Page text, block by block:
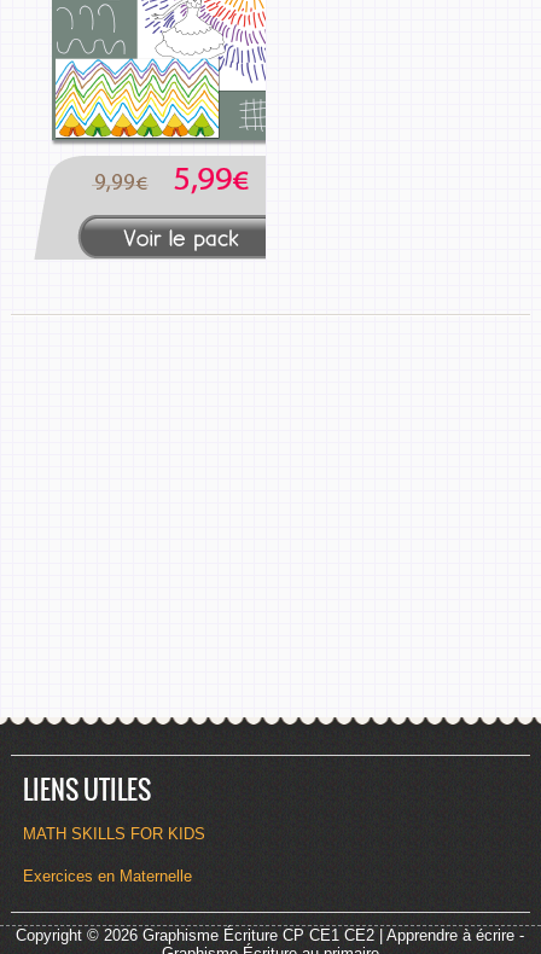
LIENS UTILES
MATH SKILLS FOR KIDS
Exercices en Maternelle
Copyright © 2026Graphisme Écriture CP CE1 CE2 | Apprendre à écrire -